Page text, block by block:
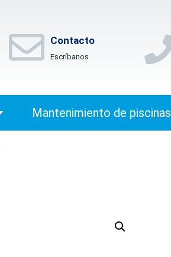
Contacto
Escríbanos
Mantenimiento de piscinas